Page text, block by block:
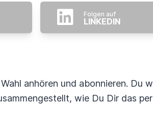
Folgen auf
LINKEDIN
anhören und abonnieren. Du
wie Du Dir das